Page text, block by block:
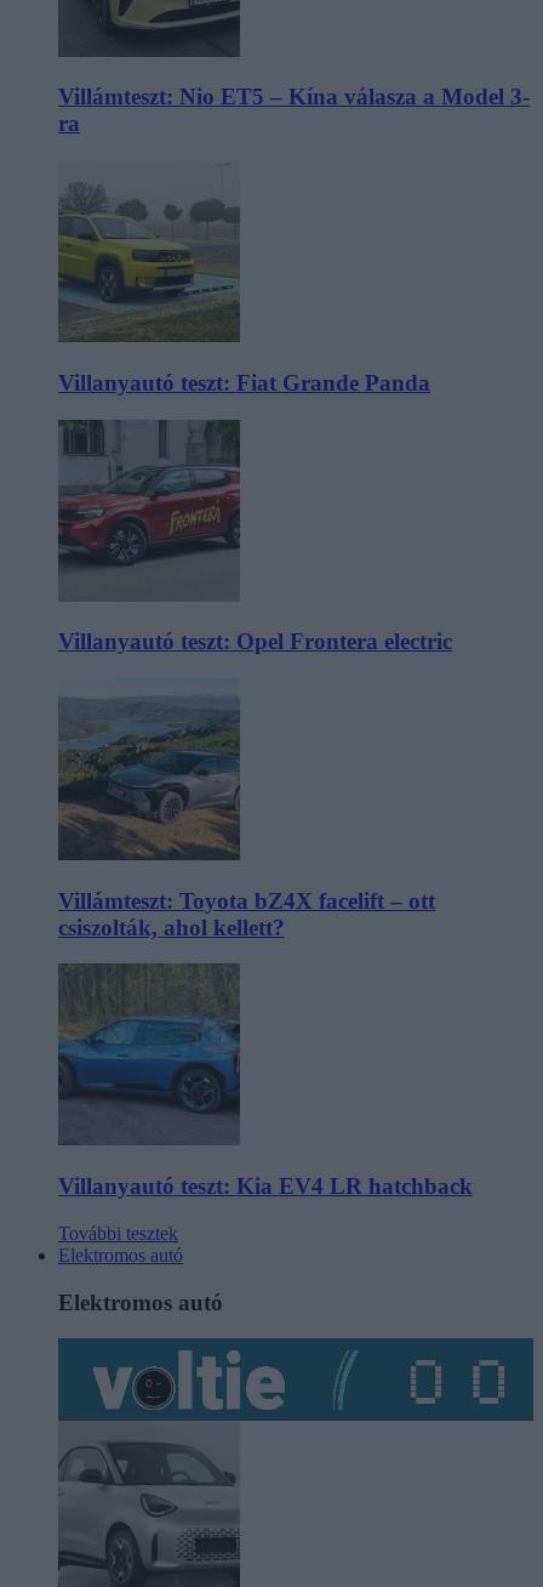
Villámteszt: Nio ET5 – Kína válasza a Model 3-
ra
Villanyautó teszt: Fiat Grande Panda
Villanyautó teszt: Opel Frontera electric
Villámteszt: Toyota bZ4X facelift – ott
csiszolták, ahol kellett?
Villanyautó teszt: Kia EV4 LR hatchback
További tesztek
Elektromos autó
Elektromos autó